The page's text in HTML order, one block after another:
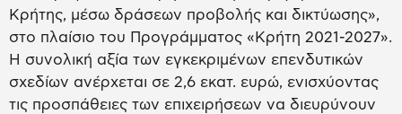
Κρήτης, μέσω δράσεων προβολής και δικτύωσης»,
στο πλαίσιο του Προγράμματος «Κρήτη 2021-2027».
Η συνολική αξία των εγκεκριμένων επενδυτικών
σχεδίων ανέρχεται σε 2,6 εκατ. ευρώ, ενισχύοντας
τις προσπάθειες των επιχειρήσεων να διευρύνουν